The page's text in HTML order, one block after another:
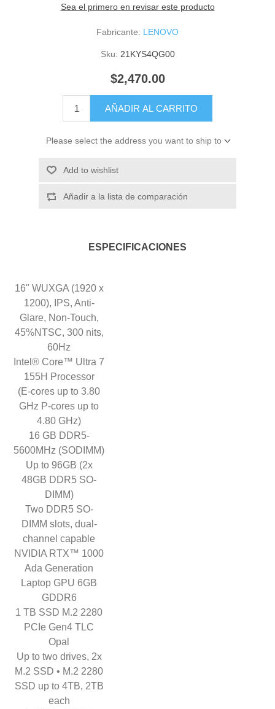
Sea el primero en revisar este producto
Fabricante: LENOVO
Sku: 21KYS4QG00
$2,470.00
AÑADIR AL CARRITO
Please select the address you want to ship to
Add to wishlist
Añadir a la lista de comparación
ESPECIFICACIONES
16" WUXGA (1920 x
1200), IPS, Anti-
Glare, Non-Touch,
45%NTSC, 300 nits,
60Hz
Intel® Core™ Ultra 7
155H Processor
(E-cores up to 3.80
GHz P-cores up to
4.80 GHz)
16 GB DDR5-
5600MHz (SODIMM)
Up to 96GB (2x
48GB DDR5 SO-
DIMM)
Two DDR5 SO-
DIMM slots, dual-
channel capable
NVIDIA RTX™ 1000
Ada Generation
Laptop GPU 6GB
GDDR6
1 TB SSD M.2 2280
PCIe Gen4 TLC
Opal
Up to two drives, 2x
M.2 SSD • M.2 2280
SSD up to 4TB, 2TB
each